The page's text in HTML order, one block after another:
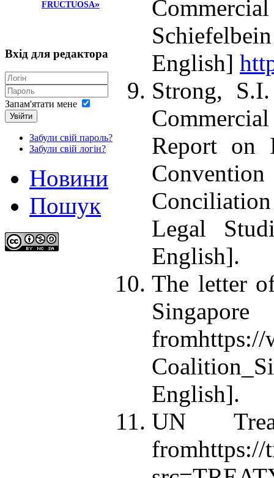
English]
Strong,
Report on
Legal
English].
The letter
fromhttps://
English].
UN
FRUCTUOSA»
Вхід для редактора
Запам'ятати мене
Увійти
Забули свій пароль?
Забули свій логін?
Новини
Пошук